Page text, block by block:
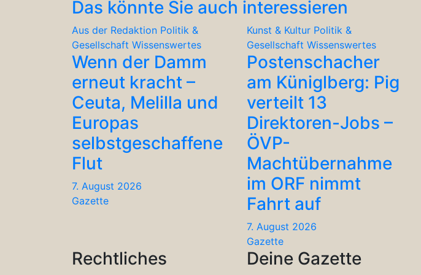
Das könnte Sie auch interessieren
Aus der Redaktion Politik &
Gesellschaft Wissenswertes
Wenn der Damm
erneut kracht –
Ceuta, Melilla und
Europas
selbstgeschaffene
Flut
7. August 2026
Gazette
Kunst & Kultur Politik &
Gesellschaft Wissenswertes
Postenschacher
am Küniglberg: Pig
verteilt 13
Direktoren-Jobs –
ÖVP-
Machtübernahme
im ORF nimmt
Fahrt auf
7. August 2026
Gazette
Rechtliches Deine Gazette